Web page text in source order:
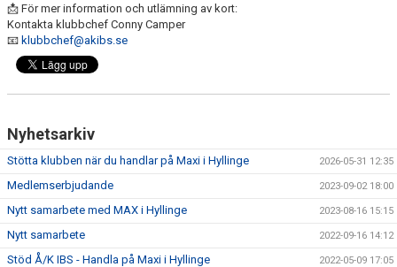
📩 För mer information och utlämning av kort:
Kontakta klubbchef Conny Camper
📧 klubbchef@akibs.se
Nyhetsarkiv
Stötta klubben när du handlar på Maxi i Hyllinge 2026-05-31 12:35
Medlemserbjudande 2023-09-02 18:00
Nytt samarbete med MAX i Hyllinge 2023-08-16 15:15
Nytt samarbete 2022-09-16 14:12
Stöd Å/K IBS - Handla på Maxi i Hyllinge 2022-05-09 17:05